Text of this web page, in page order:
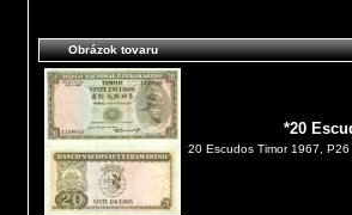
Obrázok tovaru
*20
20 Escudos Timor 1967,